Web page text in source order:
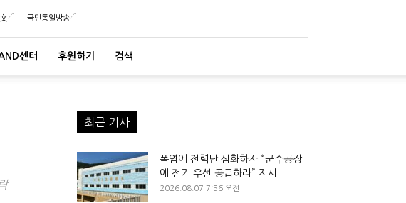
국민통일방송
센터 후원하기 검색
최근 기사
폭염에 전력난 심화하자 “군수공장
에 전기 우선 공급하라” 지시
2026.08.07 7:56 오전